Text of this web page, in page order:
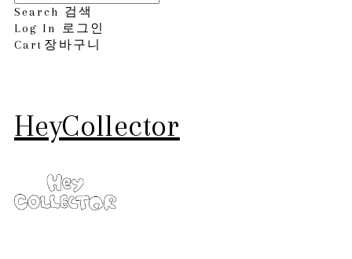
Search 검색
Log In
로그인
Cart 장바구니
HeyCollector